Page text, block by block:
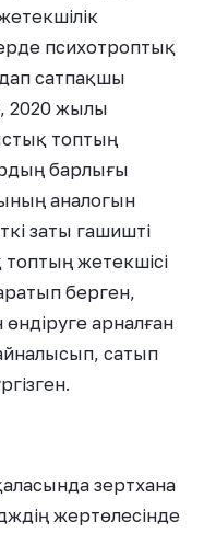
психотроптық
сатпақшы
2020 жылы
топтың
барлығы
аналогын
заты гашишті
топтың жетекшісі
берген,
арналған
сатып
зертхана
жертөлесінде